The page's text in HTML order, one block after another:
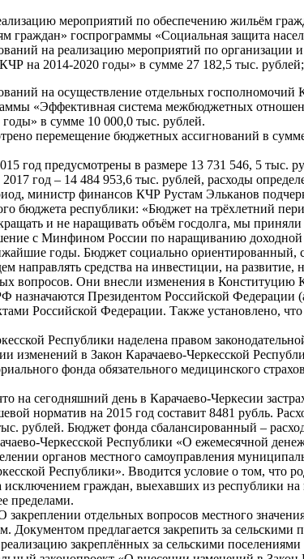
мероприятий по обеспечению жильём
граждан» госпрограммы «Социальная защита
на реализацию мероприятий по
на 2014-2020 годы» в сумме 27 182,5 тыс. рублей;
на осуществление отдельных
«Эффективная система межбюджетных
в сумме 10 000,0 тыс. рублей.
перемещение бюджетных ассигнований в
год предусмотрены в размере 13 731 546, 5
год – 14 484 953,6 тыс. рублей, расходы
министр финансов КЧР Рустам Эльканов
бюджета республики: «Бюджет на трёхлетний
и не наращивать объём госдолга, мы
с Минфином России по наращиванию
годы. Бюджет социально ориентированный,
направлять средства на инвестиции, на развитие,
вопросов. Они внесли изменения в Конституцию
назначаются Президентом Российской
Российской Федерации. Также установлено,
Республики наделена правом
изменений в Закон Карачаево-Черкесской
фонда обязательного медицинского
на сегодняшний день в Карачаево-Черкесии
норматив на 2015 год составит 8481 рубль.
рублей. Бюджет фонда сбалансированный –
Черкесской Республики «О ежемесячной
органов местного самоуправления
Республики». Вводится условие о том, что
граждан, выехавших из республики
пределами.
отдельных вопросов местного
Документом предлагается закрепить за
закреплённых за сельскими поселениями